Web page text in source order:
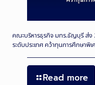
คณะบริหารธุรกิจ มทร.ธัญบุรี ส่ง
ระดับประเทศ คว้าทุนการศึกษาพิ
Read more